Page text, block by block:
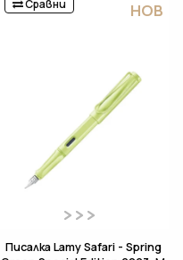
Сравни НОВ
Писалка Lamy Safari - Spring